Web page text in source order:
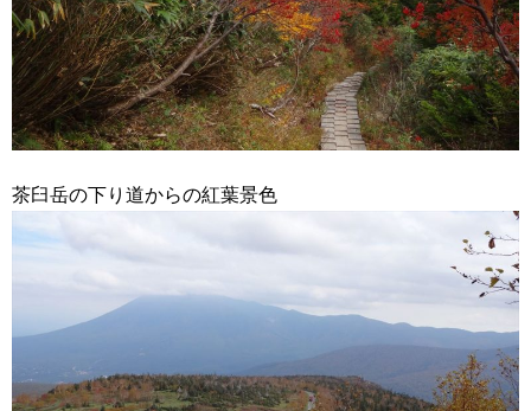
茶臼岳の下り道からの紅葉景色